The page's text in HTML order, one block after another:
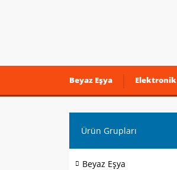
Beyaz Eşya Elektronik
Ürün Grupları
Beyaz Eşya